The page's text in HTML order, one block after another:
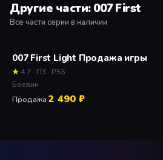
Другие части: 007 First
Все части серии в наличии
007 First Light Продажа игры
★ 4.7 · П3 · PS5
Боевик
Продажа 2 490 ₽